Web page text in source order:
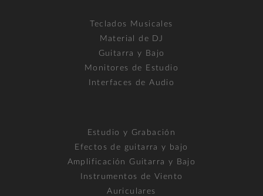
Teclados Musicales
Material de DJ
Guitarra y Bajo
Monitores de Estudio
Interfaces de Audio
Estudio y Grabación
Efectos de guitarra y bajo
Amplificación Guitarra y Bajo
Instrumentos de Viento
Auriculares